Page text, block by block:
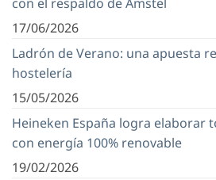
17/06/2026
Ladrón de Verano: una apuesta
hostelería
15/05/2026
Heineken España logra elaborar
con energía 100% renovable
19/02/2026